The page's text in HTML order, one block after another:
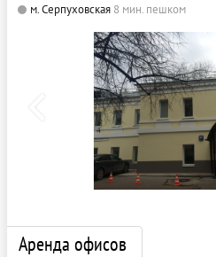
м. Серпуховская 8 мин. пешком
Аренда офисов